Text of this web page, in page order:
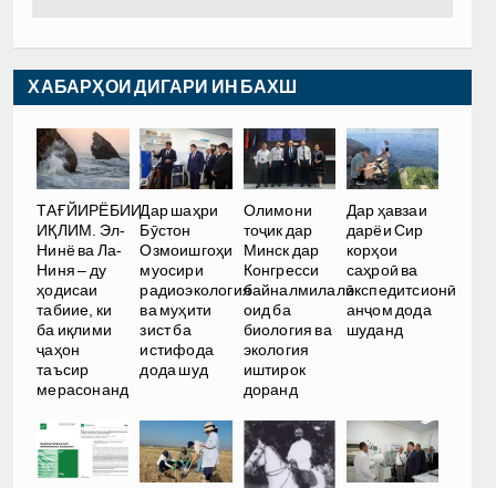
ХАБАРҲОИ ДИГАРИ ИН БАХШ
ТАҒЙИРЁБИИ
ИҚЛИМ. Эл-
Нинё ва Ла-
Ниня – ду
ҳодисаи
табиие, ки
ба иқлими
ҷаҳон
таъсир
мерасонанд
Дар шаҳри
Бӯстон
Озмоишгоҳи
муосири
радиоэкология
ва муҳити
зист ба
истифода
дода шуд
Олимони
тоҷик дар
Минск дар
Конгресси
байналмилалӣ
оид ба
биология ва
экология
иштирок
доранд
Дар ҳавзаи
дарёи Сир
корҳои
саҳроӣ ва
экспедитсионӣ
анҷом дода
шуданд